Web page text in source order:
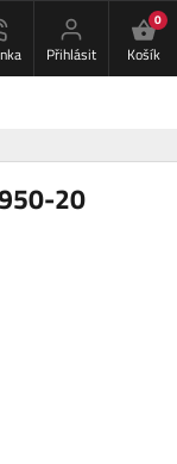
Přihlásit
0
Košík
20